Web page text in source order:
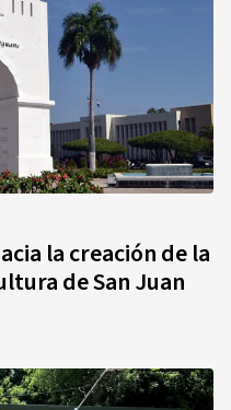
la creación de la
de San Juan